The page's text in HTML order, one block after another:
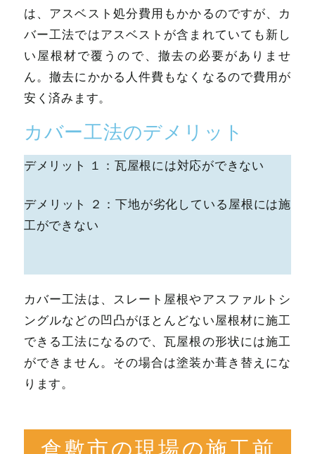
は、アスベスト処分費用もかかるのですが、カ
バー工法ではアスベストが含まれていても新し
い屋根材で覆うので、撤去の必要がありませ
ん。撤去にかかる人件費もなくなるので費用が
安く済みます。
カバー工法のデメリット
デメリット １：瓦屋根には対応ができない
デメリット ２：下地が劣化している屋根には施
工ができない
カバー工法は、スレート屋根やアスファルトシ
ングルなどの凹凸がほとんどない屋根材に施工
できる工法になるので、瓦屋根の形状には施工
ができません。その場合は塗装か葺き替えにな
ります。
倉敷市の現場の施工前